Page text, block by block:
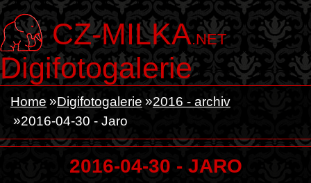
CZ-MILKA.NET
Digifotogalerie
Home Digifotogalerie
2016 - archiv
2016-04-30 - Jaro
2016-04-30 - JARO